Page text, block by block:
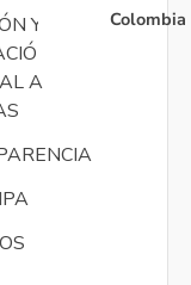
Y
A
Colombia